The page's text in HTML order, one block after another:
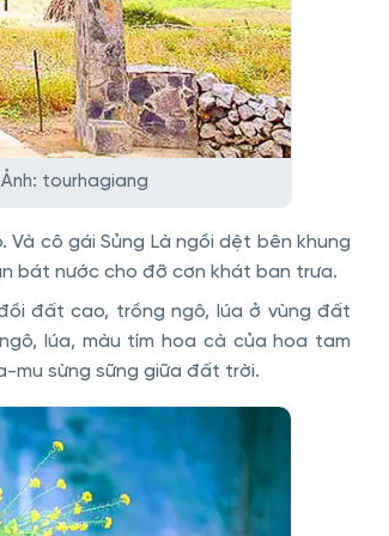
tourhagiang
cô gái Sủng Là ngồi dệt bên khung
bát nước cho đỡ cơn khát ban trưa.
đất cao, trồng ngô, lúa ở vùng đất
lúa, màu tím hoa cà của hoa tam
mu sừng sững giữa đất trời.